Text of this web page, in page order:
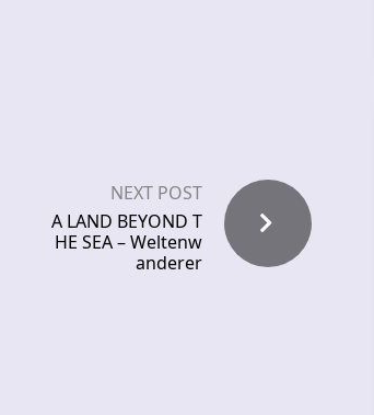
NEXT POST
A LAND BEYOND T
HE SEA – Weltenw
anderer